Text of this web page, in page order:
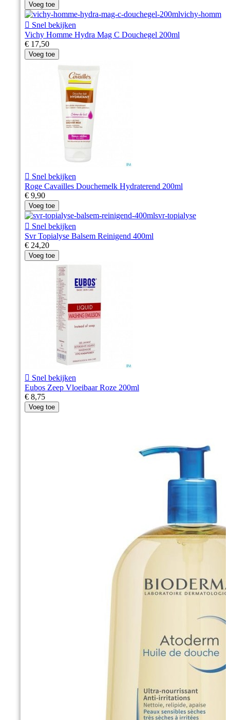
Voeg toe
 Snel bekijken
Vichy Homme Hydra Mag C Douchegel 200ml
€ 17,50
Voeg toe
 Snel bekijken
Roge Cavailles Douchemelk Hydraterend 200ml
€ 9,90
Voeg toe
 Snel bekijken
Svr Topialyse Balsem Reinigend 400ml
€ 24,20
Voeg toe
 Snel bekijken
Eubos Zeep Vloeibaar Roze 200ml
€ 8,75
Voeg toe